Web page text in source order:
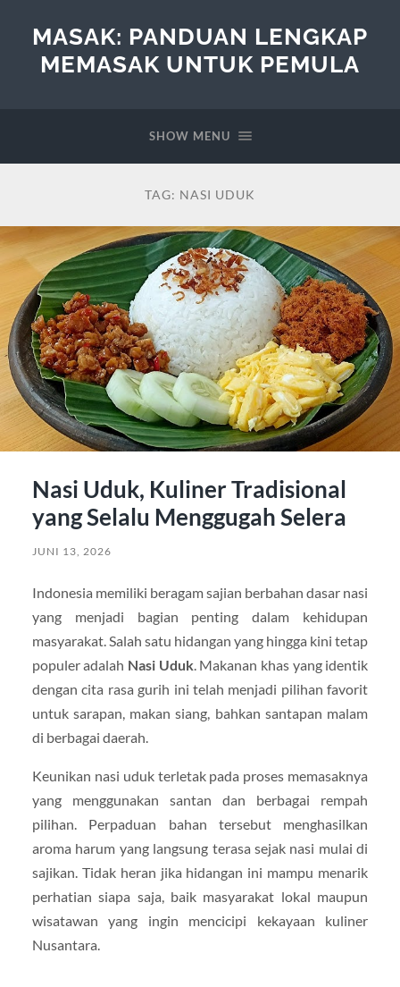
MASAK: PANDUAN LENGKAP
MEMASAK UNTUK PEMULA
SHOW MENU
TAG: NASI UDUK
Nasi Uduk, Kuliner Tradisional
yang Selalu Menggugah Selera
JUNI 13, 2026
Indonesia memiliki beragam sajian berbahan dasar nasi
yang menjadi bagian penting dalam kehidupan
masyarakat. Salah satu hidangan yang hingga kini tetap
populer adalah Nasi Uduk. Makanan khas yang identik
dengan cita rasa gurih ini telah menjadi pilihan favorit
untuk sarapan, makan siang, bahkan santapan malam
di berbagai daerah.
Keunikan nasi uduk terletak pada proses memasaknya
yang menggunakan santan dan berbagai rempah
pilihan. Perpaduan bahan tersebut menghasilkan
aroma harum yang langsung terasa sejak nasi mulai di
sajikan. Tidak heran jika hidangan ini mampu menarik
perhatian siapa saja, baik masyarakat lokal maupun
wisatawan yang ingin mencicipi kekayaan kuliner
Nusantara.